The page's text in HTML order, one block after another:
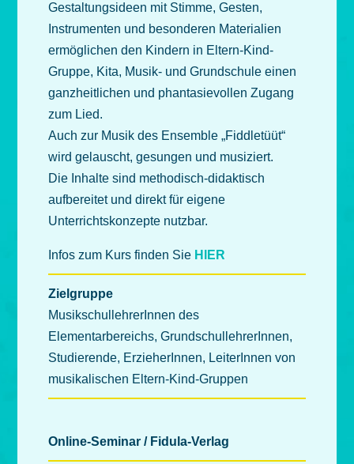
Gestaltungsideen mit Stimme, Gesten,
Instrumenten und besonderen Materialien
ermöglichen den Kindern in Eltern-Kind-
Gruppe, Kita, Musik- und Grundschule einen
ganzheitlichen und phantasievollen Zugang
zum Lied.
Auch zur Musik des Ensemble „Fiddletüüt“
wird gelauscht, gesungen und musiziert.
Die Inhalte sind methodisch-didaktisch
aufbereitet und direkt für eigene
Unterrichtskonzepte nutzbar.
Infos zum Kurs finden Sie HIER
Zielgruppe
MusikschullehrerInnen des
Elementarbereichs, GrundschullehrerInnen,
Studierende, ErzieherInnen, LeiterInnen von
musikalischen Eltern-Kind-Gruppen
Online-Seminar / Fidula-Verlag